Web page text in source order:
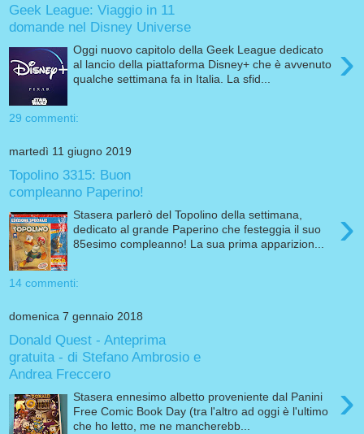
Geek League: Viaggio in 11
domande nel Disney Universe
›
Oggi nuovo capitolo della Geek League dedicato
al lancio della piattaforma Disney+ che è avvenuto
qualche settimana fa in Italia. La sfid...
29 commenti:
martedì 11 giugno 2019
Topolino 3315: Buon
compleanno Paperino!
›
Stasera parlerò del Topolino della settimana,
dedicato al grande Paperino che festeggia il suo
85esimo compleanno! La sua prima apparizion...
14 commenti:
domenica 7 gennaio 2018
Donald Quest - Anteprima
gratuita - di Stefano Ambrosio e
Andrea Freccero
›
Stasera ennesimo albetto proveniente dal Panini
Free Comic Book Day (tra l'altro ad oggi è l'ultimo
che ho letto, me ne mancherebb...